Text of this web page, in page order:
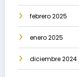
febrero 2025
enero 2025
diciembre 2024